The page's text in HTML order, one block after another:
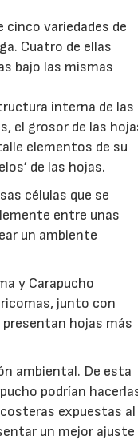
cinco variedades de
Cuatro de ellas
bajo las mismas
interna de las
el grosor de las
elementos de su
de las hojas.
células que se
entre unas
un ambiente
y Carapucho
junto con
presentan hojas más
ambiental. De esta
podrían
expuestas al
un mejor ajuste